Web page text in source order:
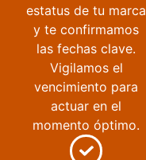
estatus de tu marca
y te confirmamos
las fechas clave.
Vigilamos el
vencimiento para
actuar en el
momento óptimo.